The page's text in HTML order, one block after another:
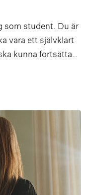
som student. Du är
vara ett självklart
kunna fortsätta
Det finns flera
med oss redan